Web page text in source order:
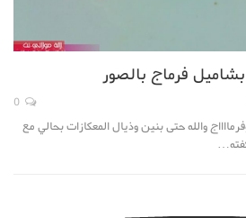
فرماج بالصور
والله حتى بنين وذيال المعكازات بحالي مع